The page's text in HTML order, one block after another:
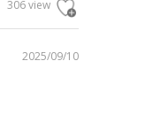
306 view
2025/09/10